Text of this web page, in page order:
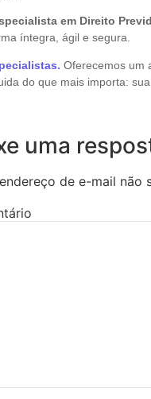
em Direito
íntegra, ágil e segura.
Oferecemos um
do que mais importa:
uma
de e-mail não